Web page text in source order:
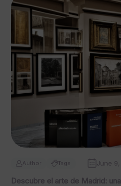
Author Tags June
Descubre el arte de Madrid: